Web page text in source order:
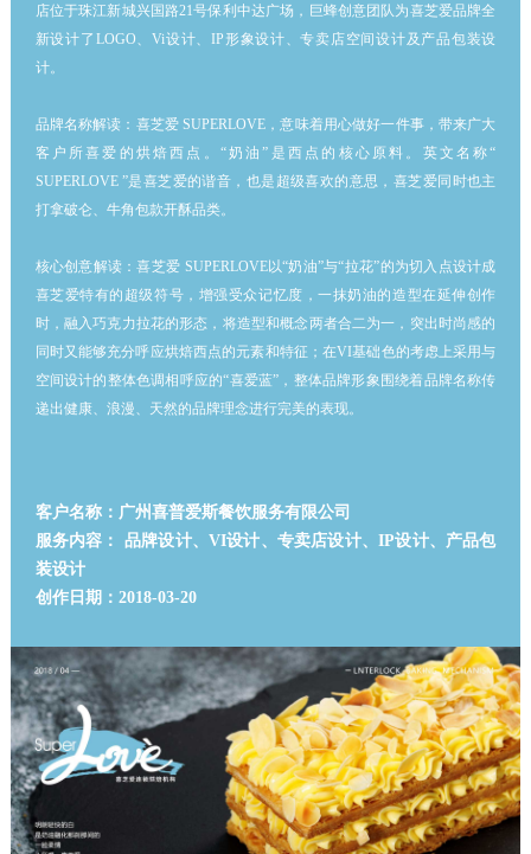
店位于珠江新城兴国路21号保利中达广场，巨蜂创意团队为喜芝爱品牌全
新设计了LOGO、Vi设计、IP形象设计、专卖店空间设计及产品包装设
计。
品牌名称解读：喜芝爱 SUPERLOVE，意味着用心做好一件事，带来广大
客户所喜爱的烘焙西点。“奶油”是西点的核心原料。英文名称“
SUPERLOVE ”是喜芝爱的谐音，也是超级喜欢的意思，喜芝爱同时也主
打拿破仑、牛角包款开酥品类。
核心创意解读：喜芝爱 SUPERLOVE以“奶油”与“拉花”的为切入点设计成
喜芝爱特有的超级符号，增强受众记忆度，一抹奶油的造型在延伸创作
时，融入巧克力拉花的形态，将造型和概念两者合二为一，突出时尚感的
同时又能够充分呼应烘焙西点的元素和特征；在VI基础色的考虑上采用与
空间设计的整体色调相呼应的“喜爱蓝”，整体品牌形象围绕着品牌名称传
递出健康、浪漫、天然的品牌理念进行完美的表现。
客户名称：广州喜普爱斯餐饮服务有限公司
服务内容： 品牌设计、VI设计、专卖店设计、IP设计、产品包
装设计
创作日期：2018-03-20